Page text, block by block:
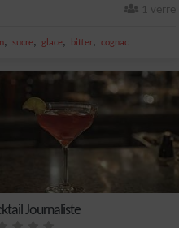
1 verre
, sucre, glace, bitter, cognac
Journaliste